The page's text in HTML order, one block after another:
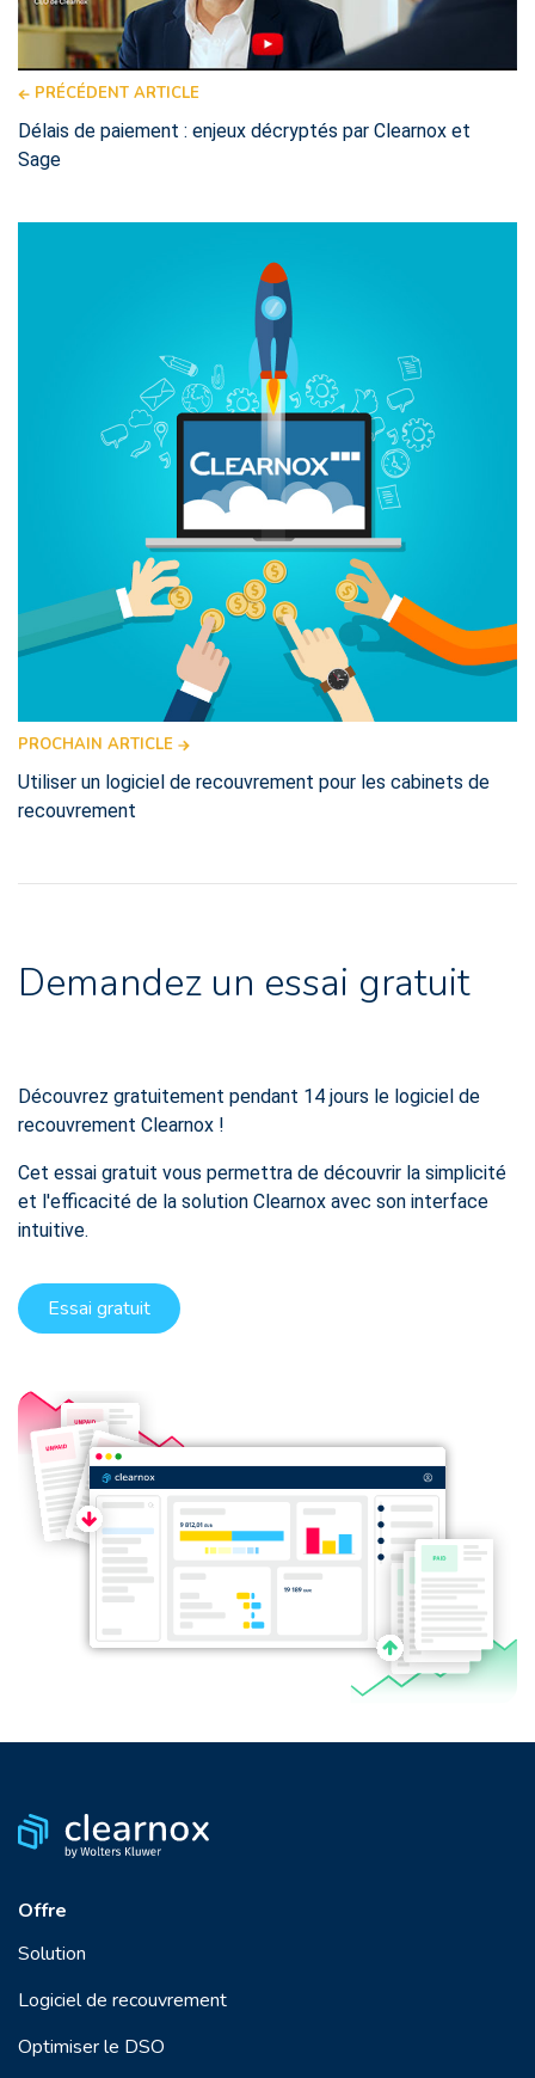
PRÉCÉDENT ARTICLE
Délais de paiement : enjeux décryptés par Clearnox et
Sage
PROCHAIN ARTICLE
Utiliser un logiciel de recouvrement pour les cabinets de
recouvrement
Demandez un essai gratuit
Découvrez gratuitement pendant 14 jours le logiciel de
recouvrement Clearnox !
Cet essai gratuit vous permettra de découvrir la simplicité
et l'efficacité de la solution Clearnox avec son interface
intuitive.
Essai gratuit
Offre
Solution
Logiciel de recouvrement
Optimiser le DSO